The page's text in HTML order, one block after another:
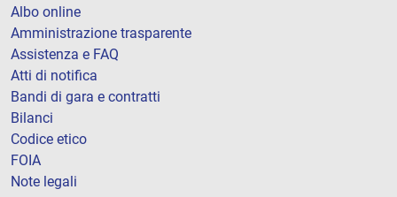
Albo online
Amministrazione trasparente
Assistenza e FAQ
Atti di notifica
Bandi di gara e contratti
Bilanci
Codice etico
FOIA
Note legali